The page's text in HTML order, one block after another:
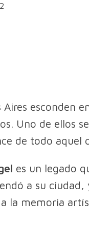
Aires esconden
Uno de ellos
de todo aquel
es un legado
a su
la memoria